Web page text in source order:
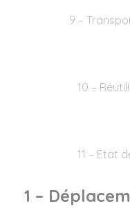
9 –
10 –
11 – Etat
1 –